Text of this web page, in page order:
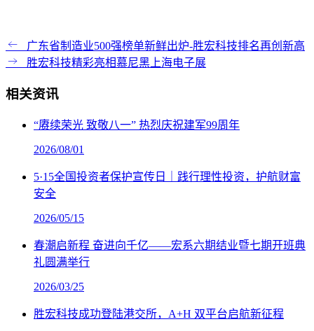
广东省制造业500强榜单新鲜出炉-胜宏科技排名再创新高
胜宏科技精彩亮相慕尼黑上海电子展
相关资讯
“赓续荣光 致敬八一” 热烈庆祝建军99周年
2026/08/01
5·15全国投资者保护宣传日｜践行理性投资，护航财富
安全
2026/05/15
春潮启新程 奋进向千亿——宏系六期结业暨七期开班典
礼圆满举行
2026/03/25
胜宏科技成功登陆港交所，A+H 双平台启航新征程